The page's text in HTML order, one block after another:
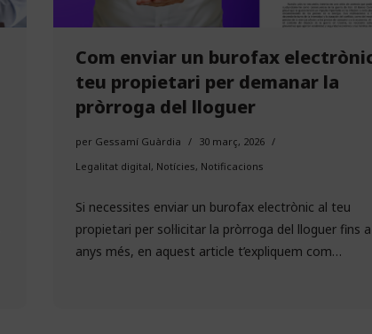
Com enviar un burofax
teu propietari per demanar la
pròrroga del lloguer
per Gessamí Guàrdia
30 març, 2026
Legalitat digital, Notícies, Notificacions
Si necessites enviar un burofax electrònic al teu
propietari per sol·licitar la pròrroga del lloguer fins
anys més, en aquest article t’expliquem com…